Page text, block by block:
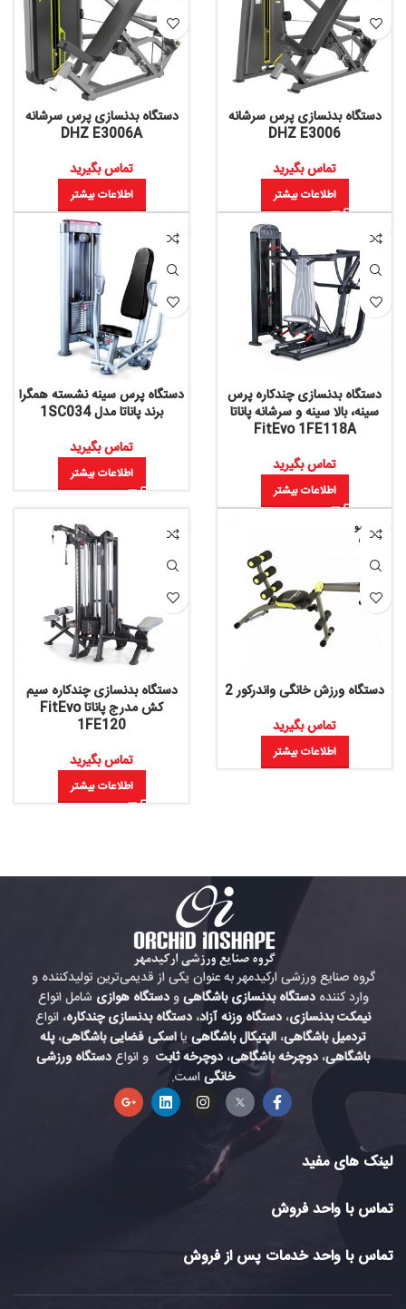
دستگاه بدنسازی پرس سرشانه
DHZ E3006
تماس بگیرید
اطلاعات بیشتر
دستگاه بدنسازی پرس سرشانه
DHZ E3006A
تماس بگیرید
اطلاعات بیشتر
دستگاه بدنسازی چندکاره پرس
سینه، بالا سینه و سرشانه پاناتا
FitEvo 1FE118A
تماس بگیرید
اطلاعات بیشتر
دستگاه پرس سینه نشسته همگرا
برند پاناتا مدل 1SC034
تماس بگیرید
اطلاعات بیشتر
اتمام مو
جودی
دستگاه ورزش خانگی واندرکور 2
تماس بگیرید
اطلاعات بیشتر
دستگاه بدنسازی چندکاره سیم
کش مدرج پاناتا FitEvo
1FE120
تماس بگیرید
اطلاعات بیشتر
گروه صنایع ورزشی ارکیدمهر به عنوان یکی از قدیمی‌ترین تولیدکننده و
وارد کنندهدستگاه بدنسازی باشگاهیودستگاه هوازی شامل انواع
نیمکت بدنسازی، دستگاه وزنه آزاد، دستگاه بدنسازی چندکاره، انواع
تردمیل باشگاهی، الپتیکال باشگاهی یااسکی فضایی باشگاهی،پله
باشگاهی، دوچرخه باشگاهی، دوچرخه ثابت و انواعدستگاه ورزشی
خانگیاست.
لینک های مفید
تماس با واحد فروش
تماس با واحد خدمات پس از فروش